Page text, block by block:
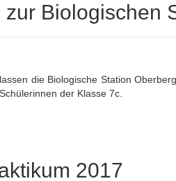
Biologischen
die Biologische Station
der Klasse 7c.
2017